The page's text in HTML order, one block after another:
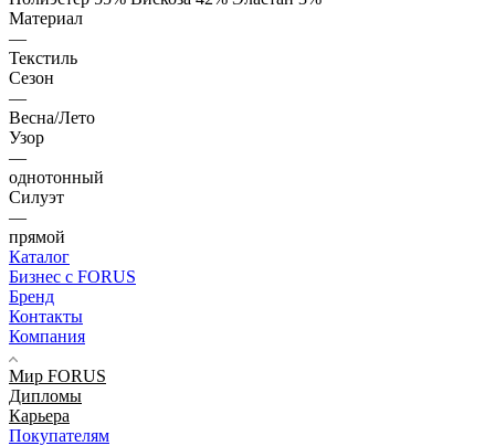
Материал
—
Текстиль
Сезон
—
Весна/Лето
Узор
—
однотонный
Силуэт
—
прямой
Каталог
Бизнес с FORUS
Бренд
Контакты
Компания
Мир FORUS
Дипломы
Карьера
Покупателям